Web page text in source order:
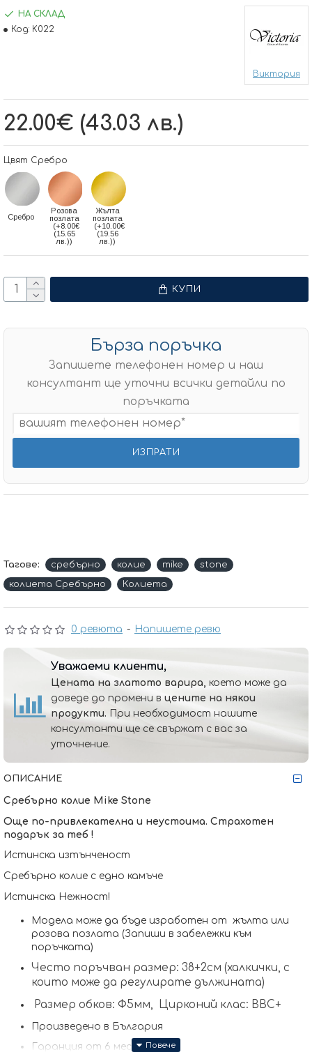
0 ревюта - Напишете ревю
22.00€ (43.03 лв.)
НА СКЛАД
Код: K022
Виктория
Цвят Сребро
Сребро
Розова
позлата
(+8.00€
(15.65
лв.))
Жълта
позлата
(+10.00€
(19.56
лв.))
КУПИ
Бърза поръчка
Запишете телефонен номер и наш
консултант ще уточни всички детайли по
поръчката
Тагове: сребърно колие mike
stone
колиета Сребърно
Колиета
Уважаеми клиенти,
Цената на златото варира, което може да
доведе до промени в цените на някои
продукти. При необходимост нашите
консултанти ще се свържат с вас за
уточнение.
ОПИСАНИЕ
Сребърно колие Mike Stone
Още по-привлекателна и неустоима. Страхотен
подарък за теб !
Истинска изтънченост
Сребърно колие с едно камъче
Истинска Нежност!
Модела може да бъде изработен от  жълта или
розова позлата (Запиши в забележки към
поръчката)
Често поръчван размер: 38+2см (халкички, с
които може да регулирате дължината)
Размер обков: Ф5мм,  Цирконий клас: BBC+
Произведено в България
Гаранция от 6 месеца